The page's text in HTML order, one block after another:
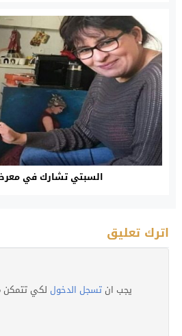
السبتي تشارك في
اترك تعليق
يجب ان تسجل الدخول لكي تتمكن